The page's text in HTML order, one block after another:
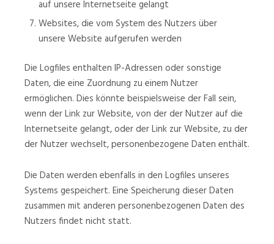
auf unsere Internetseite gelangt
Websites, die vom System des Nutzers über
unsere Website aufgerufen werden
Die Logfiles enthalten IP-Adressen oder sonstige
Daten, die eine Zuordnung zu einem Nutzer
ermöglichen. Dies könnte beispielsweise der Fall sein,
wenn der Link zur Website, von der der Nutzer auf die
Internetseite gelangt, oder der Link zur Website, zu der
der Nutzer wechselt, personenbezogene Daten enthält.
Die Daten werden ebenfalls in den Logfiles unseres
Systems gespeichert. Eine Speicherung dieser Daten
zusammen mit anderen personenbezogenen Daten des
Nutzers findet nicht statt.